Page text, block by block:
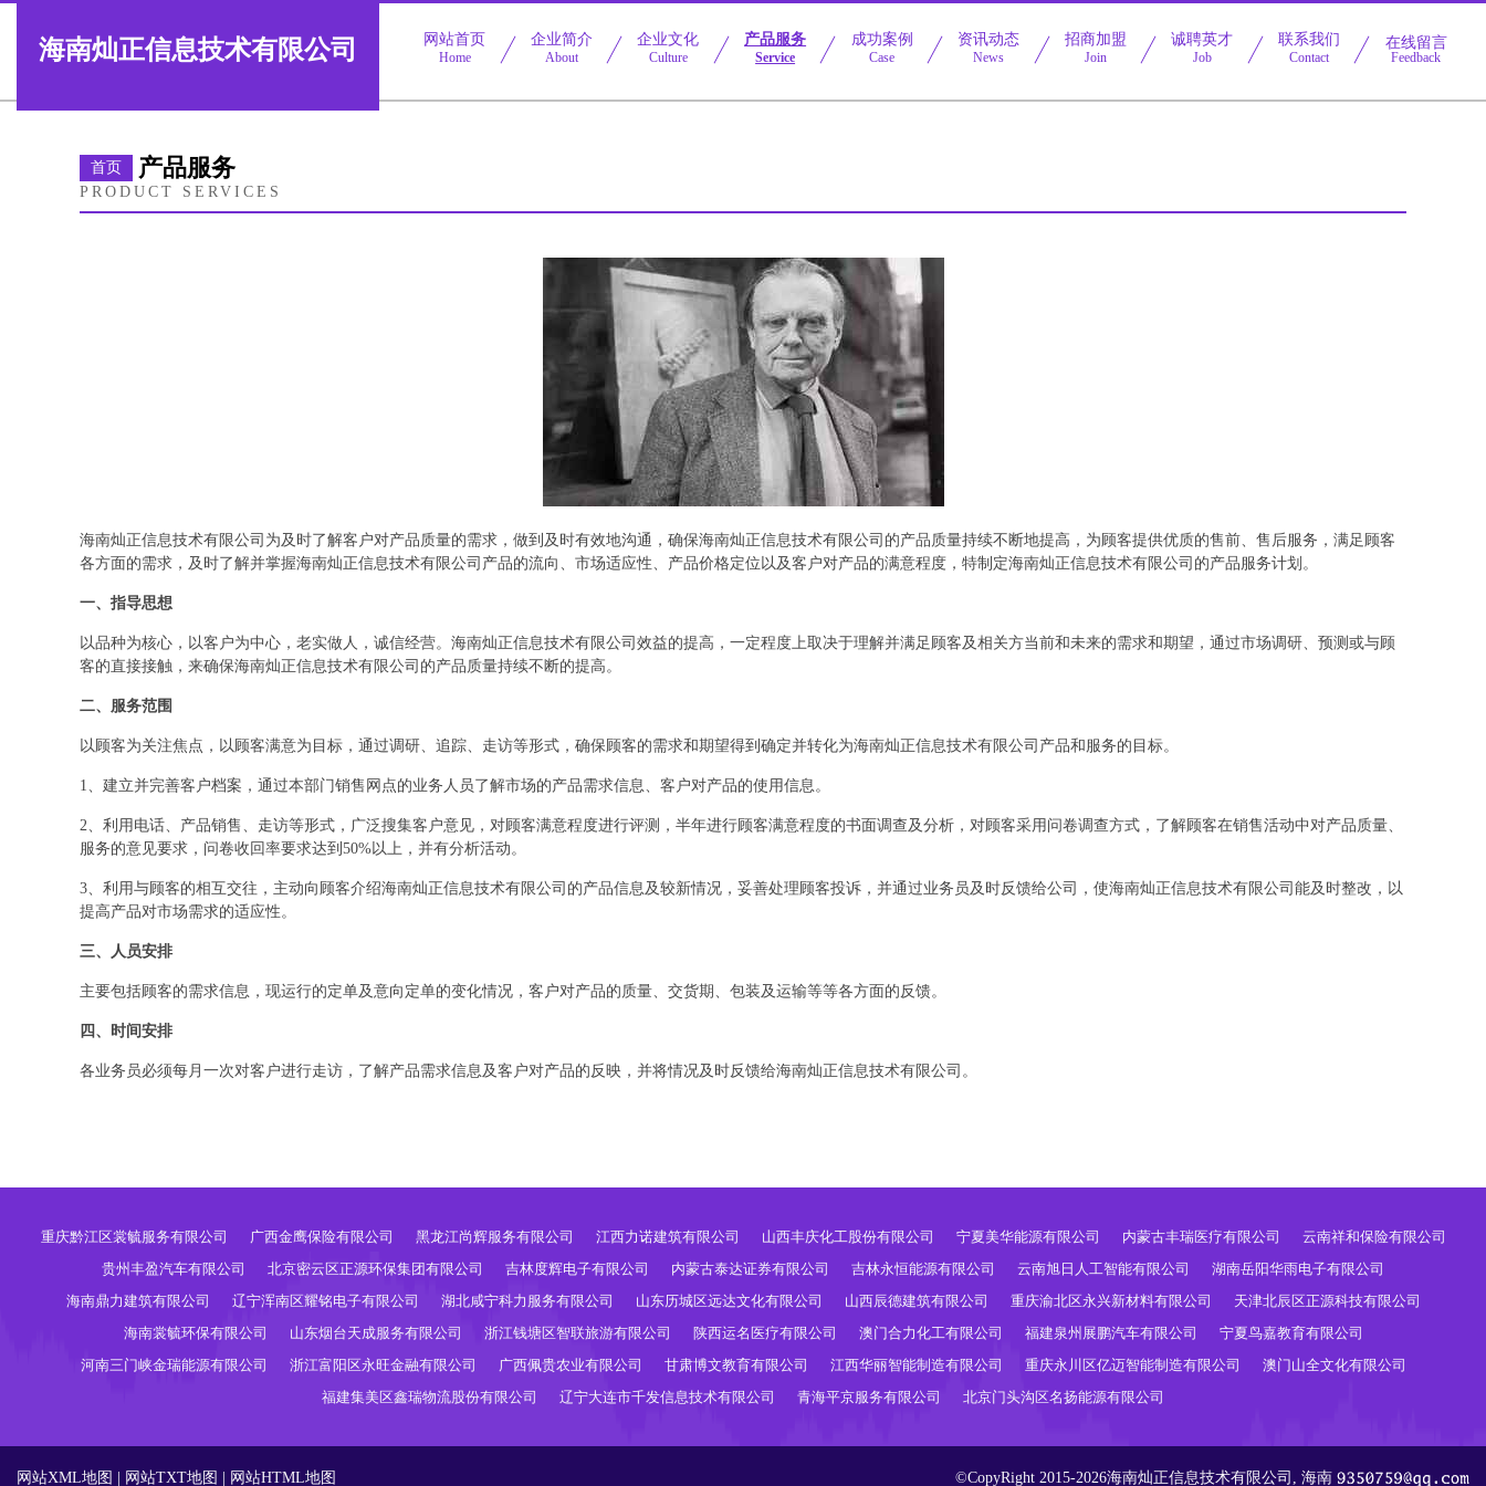
海南灿正信息技术有限公司 网站首页
Home
企业简介
About
企业文化
Culture
产品服务
Service
成功案例
Case
资讯动态
News
招商加盟
Join
诚聘英才
Job
联系我们
Contact
在线留言
Feedback
首页 产品服务
PRODUCT SERVICES
海南灿正信息技术有限公司为及时了解客户对产品质量的需求，做到及时有效地沟通，确保海南灿正信息技术有限公司的产品质量持续不断地提高，为顾客提供优质的售前、售后服务，满足顾客
各方面的需求，及时了解并掌握海南灿正信息技术有限公司产品的流向、市场适应性、产品价格定位以及客户对产品的满意程度，特制定海南灿正信息技术有限公司的产品服务计划。
一、指导思想
以品种为核心，以客户为中心，老实做人，诚信经营。海南灿正信息技术有限公司效益的提高，一定程度上取决于理解并满足顾客及相关方当前和未来的需求和期望，通过市场调研、预测或与顾
客的直接接触，来确保海南灿正信息技术有限公司的产品质量持续不断的提高。
二、服务范围
以顾客为关注焦点，以顾客满意为目标，通过调研、追踪、走访等形式，确保顾客的需求和期望得到确定并转化为海南灿正信息技术有限公司产品和服务的目标。
1、建立并完善客户档案，通过本部门销售网点的业务人员了解市场的产品需求信息、客户对产品的使用信息。
2、利用电话、产品销售、走访等形式，广泛搜集客户意见，对顾客满意程度进行评测，半年进行顾客满意程度的书面调查及分析，对顾客采用问卷调查方式，了解顾客在销售活动中对产品质量、
服务的意见要求，问卷收回率要求达到50%以上，并有分析活动。
3、利用与顾客的相互交往，主动向顾客介绍海南灿正信息技术有限公司的产品信息及较新情况，妥善处理顾客投诉，并通过业务员及时反馈给公司，使海南灿正信息技术有限公司能及时整改，以
提高产品对市场需求的适应性。
三、人员安排
主要包括顾客的需求信息，现运行的定单及意向定单的变化情况，客户对产品的质量、交货期、包装及运输等等各方面的反馈。
四、时间安排
各业务员必须每月一次对客户进行走访，了解产品需求信息及客户对产品的反映，并将情况及时反馈给海南灿正信息技术有限公司。
重庆黔江区裳毓服务有限公司 广西金鹰保险有限公司 黑龙江尚辉服务有限公司 江西力诺建筑有限公司 山西丰庆化工股份有限公司 宁夏美华能源有限公司 内蒙古丰瑞医疗有限公司
云南祥和保险有限公司
贵州丰盈汽车有限公司
北京密云区正源环保集团有限公司 吉林度辉电子有限公司 内蒙古泰达证券有限公司 吉林永恒能源有限公司 云南旭日人工智能有限公司
湖南岳阳华雨电子有限公司
海南鼎力建筑有限公司
辽宁浑南区耀铭电子有限公司 湖北咸宁科力服务有限公司 山东历城区远达文化有限公司 山西辰德建筑有限公司 重庆渝北区永兴新材料有限公司
天津北辰区正源科技有限公司
海南裳毓环保有限公司
山东烟台天成服务有限公司 浙江钱塘区智联旅游有限公司 陕西运名医疗有限公司 澳门合力化工有限公司 福建泉州展鹏汽车有限公司
宁夏鸟嘉教育有限公司
河南三门峡金瑞能源有限公司
浙江富阳区永旺金融有限公司 广西佩贵农业有限公司 甘肃博文教育有限公司 江西华丽智能制造有限公司 重庆永川区亿迈智能制造有限公司
澳门山全文化有限公司
福建集美区鑫瑞物流股份有限公司
辽宁大连市千发信息技术有限公司 青海平京服务有限公司 北京门头沟区名扬能源有限公司
网站XML地图 网站TXT地图 网站HTML地图 ©CopyRight 2015-2026海南灿正信息技术有限公司, 海南